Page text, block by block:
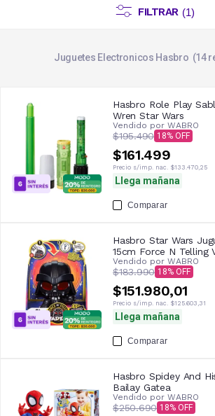
FILTRAR (1)
Juguetes Electronicos Hasbro 14
Hasbro Role Play
Wren Star Wars
Vendido por WABRO
$195.490 18
$161.499
Precio s/imp. nac. $133.470,25
Llega mañana
Comparar
Hasbro Star Wars
15cm Force N Telling
Vendido por WABRO
$183.990 18
$151.980,01
Precio s/imp. nac. $125.603,31
Llega mañana
Comparar
Hasbro Spidey And
Bailay Gatea
Vendido por WABRO
$250.690 18